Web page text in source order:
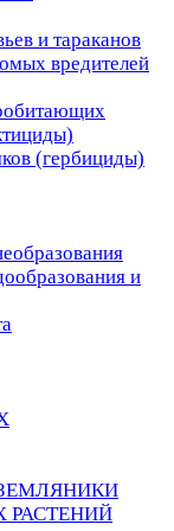
и тараканов
вредителей
(гербициды)
и
РАСТЕНИЙ